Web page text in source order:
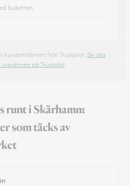
buketten.
kundomdömen från Trustpilot. Se alla
omdömen på Trustpilot
runt i Skärhamn:
som täcks av